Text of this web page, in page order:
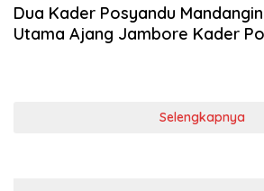
Dua Kader Posyandu
Utama Ajang Jambore Kader
Selengkapnya